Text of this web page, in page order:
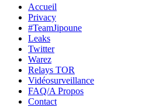
Skip
content
Accueil
Privacy
#TeamJipoune
Leaks
Twitter
Warez
Relays TOR
Vidéosurveillance
FAQ/A Propos
Contact